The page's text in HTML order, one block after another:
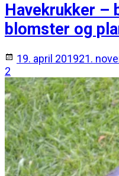
Havekrukker –
blomster og
19. april 201921.
2